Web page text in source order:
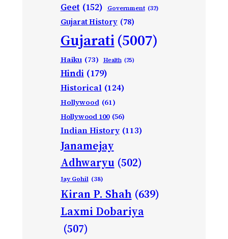
Geet (152) Government (32)
Gujarat History (78)
Gujarati(5007)
Haiku (73) Health (25)
Hindi (179)
Historical (124)
Hollywood (61)
Hollywood 100 (56)
Indian History (113)
Janamejay
Adhwaryu (502)
Jay Gohil (38)
Kiran P. Shah (639)
Laxmi Dobariya
(507)